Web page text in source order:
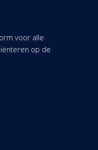
voor alle
op de